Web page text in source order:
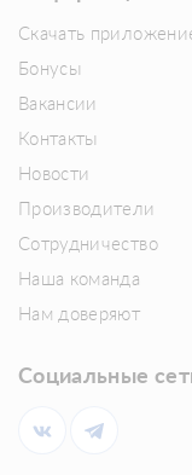
Скачать
Бонусы
Вакансии
Контакты
Новости
Производители
Сотрудничество
Наша команда
Нам доверяют
Социальные